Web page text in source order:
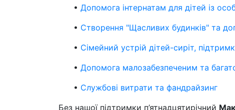
• Допомога інтернатам для дітей із
• Створення "Щасливих будинків" та
• Сімейний устрій дітей-сиріт,
• Допомога малозабезпеченим та
• Службові витрати та фандрайзинг
Без нашої підтримки п’ятнадцятирічний